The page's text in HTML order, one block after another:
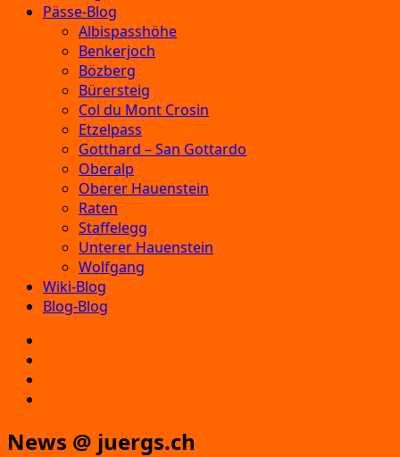
Pässe-Blog
Albispasshöhe
Benkerjoch
Bözberg
Bürersteig
Col du Mont Crosin
Etzelpass
Gotthard – San Gottardo
Oberalp
Oberer Hauenstein
Raten
Staffelegg
Unterer Hauenstein
Wolfgang
Wiki-Blog
Blog-Blog
News @ juergs.ch